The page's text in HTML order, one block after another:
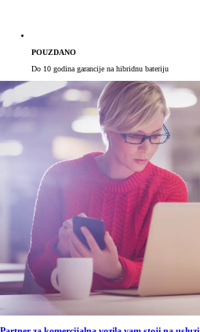
POUZDANO
Do 10 godina garancije na hibridnu bateriju